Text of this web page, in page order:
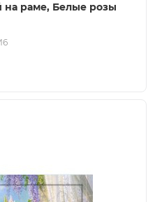
на раме, Белые розы